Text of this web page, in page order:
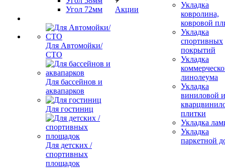
Угол 72мм
Для Автомойки/
СТО
Для бассейнов и
аквапарков
Для гостиниц
Для детских /
спортивных
площадок
Акции
Укладка
ковролина,
ковровой
Укладка
спортивных
покрытий
Укладка
линолеума
Укладка
виниловой и
плитки
Укладка
Укладка
паркетной